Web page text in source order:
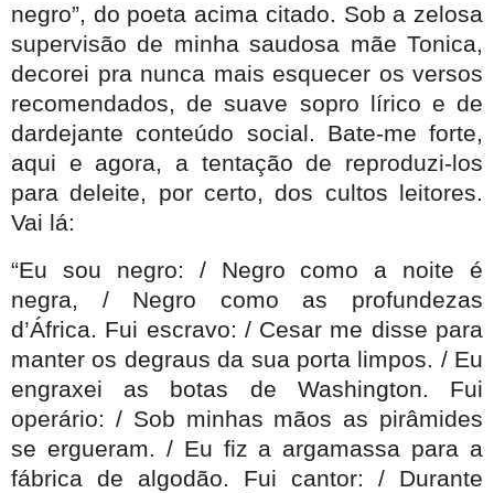
negro”, do poeta acima citado. Sob a zelosa
supervisão de minha saudosa mãe Tonica,
decorei pra nunca mais esquecer os versos
recomendados, de suave sopro lírico e de
dardejante conteúdo social. Bate-me forte,
aqui e agora, a tentação de reproduzi-los
para deleite, por certo, dos cultos leitores.
Vai lá:
“Eu sou negro: /
Negro como a noite é
negra, / Negro como as profundezas
d’África. Fui escravo: / Cesar me disse para
manter os degraus da sua porta limpos. / Eu
engraxei as botas de Washington. Fui
operário: / Sob minhas mãos as pirâmides
se ergueram. / Eu fiz a argamassa para a
fábrica de algodão. Fui cantor: / Durante